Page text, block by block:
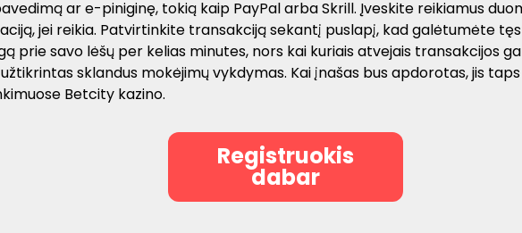
ar e-piniginę, tokią kaip PayPal arba Skrill. Įveskite reikiamus
jei reikia. Patvirtinkite transakciją sekantį puslapį, kad galėtumėte
prie savo lėšų per kelias minutes, nors kai kuriais atvejais transakcijos
sklandus mokėjimų vykdymas. Kai įnašas bus apdorotas, jis
Betcity kazino.
Registruokis
dabar